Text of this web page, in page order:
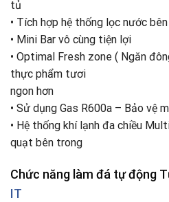
tủ
• Tích hợp hệ thống lọc nước
• Mini Bar vô cùng tiện lợi
• Optimal Fresh zone ( Ngăn
thực phẩm tươi
ngon hơn
• Sử dụng Gas R600a – Bảo vệ
• Hệ thống khí lạnh đa chiều
quạt bên trong
Chức năng làm đá tự động
IT